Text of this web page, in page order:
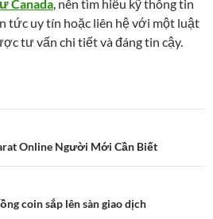
Canada, nên tìm hiểu kỹ thông tin
tức uy tín hoặc liên hệ với một luật
tư vấn chi tiết và đáng tin cậy.
Online Người Mới Cần Biết
coin sắp lên sàn giao dịch